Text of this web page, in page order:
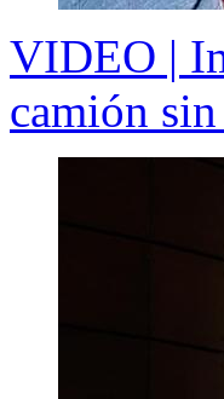
VIDEO |
camión